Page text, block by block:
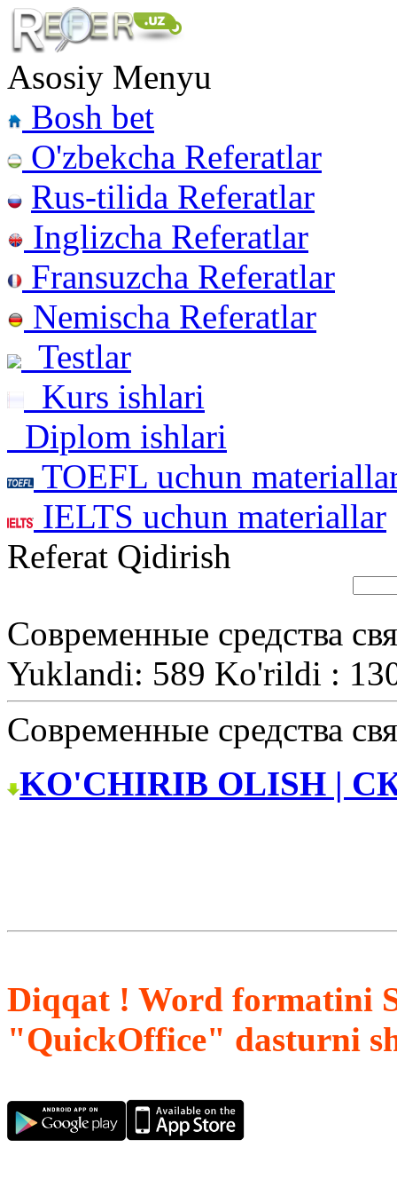
Asosiy Menyu
Bosh bet
O'zbekcha Referatlar
Rus-tilida Referatlar
Inglizcha Referatlar
Fransuzcha Referatlar
Nemischa Referatlar
Testlar
Kurs ishlari
Diplom ishlari
TOEFL uchun
IELTS uchun materiallar
Referat Qidirish
Современные средства
Yuklandi: 589 Ko'rildi :
Современные средства
KO'CHIRIB OLISH |
Diqqat ! Word formatini
"QuickOffice" dasturni